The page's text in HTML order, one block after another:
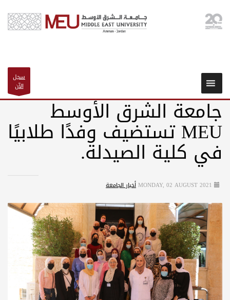
سجل
الآن
جامعة الشرق الأوسط
MEU تستضيف وفدًا طلابيًا
في كلية الصيدلة.
MONDAY, 02 AUGUST 2021أخبار الجامعة